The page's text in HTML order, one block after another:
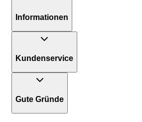
Informationen
Kundenservice
Gute Gründe